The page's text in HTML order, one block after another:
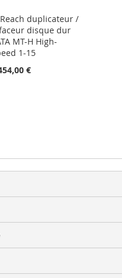
duplicateur /
disque dur
MT-H High-
1-15
€